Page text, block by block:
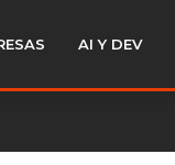
AI Y DEV